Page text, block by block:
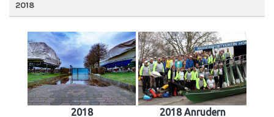
2018
2018 2018 Anrudern